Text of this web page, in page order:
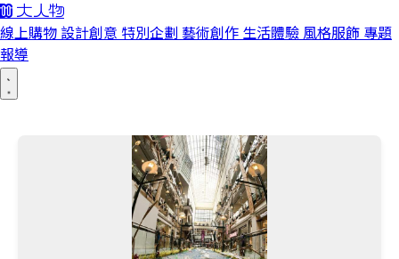
線上購物 設計創意 特別企劃 藝術創作 生活體驗 風格服飾 專題
報導